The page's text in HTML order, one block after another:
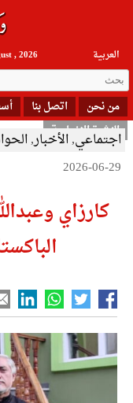
العربیة , 2026
من نحن اتصل بنا
النشرة الإخبارية
اجتماعي,الأخبار,
2026-06-29
كارزاي